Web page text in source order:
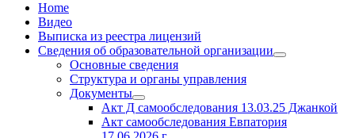
Home
Видео
Выписка из реестра лицензий
Сведения об образовательной организации
Основные сведения
Структура и органы управления
Документы
Акт Д самообследования 13.03.25 Джанкой
Акт самообследования Евпатория